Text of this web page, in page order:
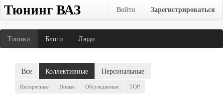
Тюнинг ВАЗ Войти Зарегистрироваться
Топики Блоги Люди
Все Коллективные Персональные
Интересные Новые Обсуждаемые TOP